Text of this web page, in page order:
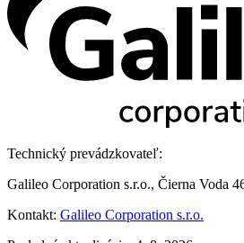
Technický prevádzkovateľ:
Galileo Corporation s.r.o., Čierna Voda
Kontakt: Galileo Corporation s.r.o.